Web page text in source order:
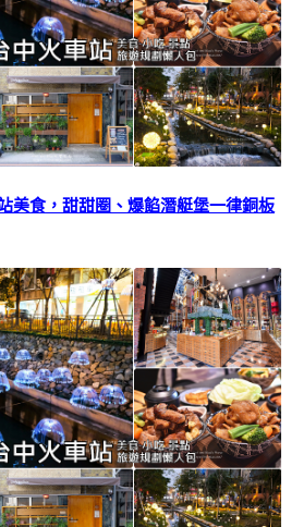
美食，甜甜圈、爆餡潛艇堡一律銅板